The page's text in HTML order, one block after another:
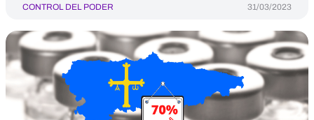
CONTROL DEL PODER 31/03/2023